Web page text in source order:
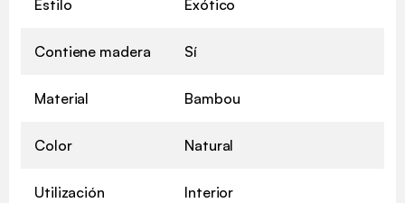
Estilo Exótico
Contiene madera Sí
Material Bambou
Color Natural
Utilización Interior